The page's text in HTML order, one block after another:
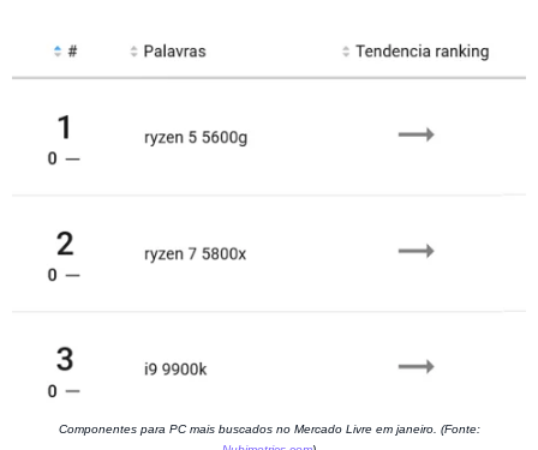
Componentes para PC mais buscados no Mercado Livre em janeiro. (Fonte: